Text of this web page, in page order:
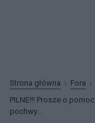
Strona główna Fora
PILNE!!! Prosze o
pochwy...